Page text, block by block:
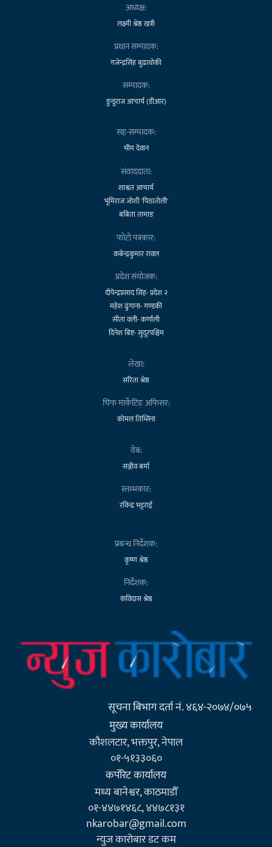
अध्यक्ष:
लक्ष्मी श्रेष्ठ खत्री
प्रधान सम्पादक:
गजेन्द्रसिंह बुढाथोकी
सम्पादक:
डुन्डुराज आचार्य (डीआर)
सह-सम्पादक:
भीम देवान
संवाददाता:
शाश्वत आचार्य
भूमिराज जोशी 'पिठातोली'
बबिता तामाङ
फोटो पत्रकार:
कबेन्द्रकुमार रावल
प्रदेश संयोजक:
दीपेन्द्रप्रसाद सिंह- प्रदेश २
महेश ढुंगाना- गण्डकी
सीता वली- कर्णाली
दिनेश बिष्ट- सुदूरपश्चिम
लेखा:
सरिता श्रेष्ठ
चिफ मार्केटिङ अफिसर:
कोमल तिम्सिना
वेब:
सञ्जीव बर्मा
स्तम्भकार:
रविन्द्र भट्टराई
प्रबन्ध निर्देशक:
कृष्ण श्रेष्ठ
निर्देशक:
कविदास श्रेष्ठ
सूचना बिभाग दर्ता नं. ४६४-२०७४/०७५
मुख्य कार्यालय
कौशलटार, भक्तपुर, नेपाल
०१-५१३३०६०
कर्पाेरेट कार्यालय
मध्य बानेश्वर, काठमाडौँ
०१-४४७१४६८, ४४७८१३१
nkarobar@gmail.com
न्युज कारोबार डट कम